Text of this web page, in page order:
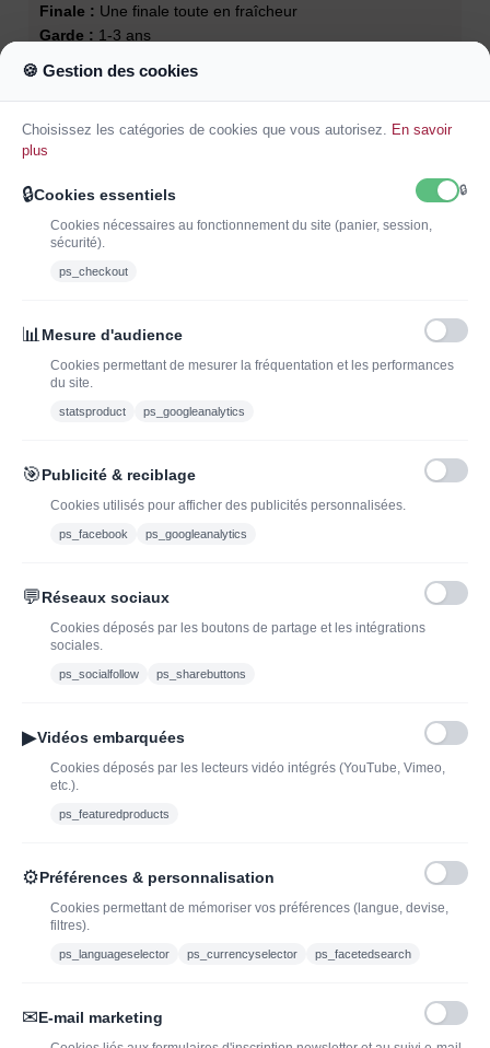
Finale : Une finale toute en fraîcheur
Garde : 1-3 ans
apéritifs, vos salades et vos plats d'été, tapas,
charcuteries.
J'ADOPTEUNVIN
J'ai lu et j'accepte les conditions générales de vente
Offres du moment
Bouteilles d'exception
à découvrir| J’adopte un
vin
bouteille de champagne,
Caviste en ligne pour l’adoption de vin, champagne,
contact@jadopteunvin.fr
🍪 Gestion des cookies
Choisissez les catégories de cookies que vous autorisez. En savoir
plus
🔒Cookies essentiels 🔒
Cookies nécessaires au fonctionnement du site (panier, session,
sécurité).
ps_checkout
📊 Mesure d'audience
Cookies permettant de mesurer la fréquentation et les performances
du site.
statsproduct ps_googleanalytics
🎯Publicité & reciblage
Cookies utilisés pour afficher des publicités personnalisées.
ps_facebook ps_googleanalytics
💬Réseaux sociaux
Cookies déposés par les boutons de partage et les intégrations
sociales.
ps_socialfollow ps_sharebuttons
▶Vidéos embarquées
Cookies déposés par les lecteurs vidéo intégrés (YouTube, Vimeo,
etc.).
ps_featuredproducts
⚙Préférences & personnalisation
Cookies permettant de mémoriser vos préférences (langue, devise,
filtres).
ps_languageselector ps_currencyselector ps_facetedsearch
✉E-mail marketing